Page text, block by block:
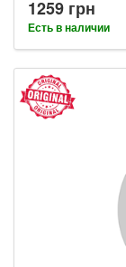
1259 грн
Есть в наличии